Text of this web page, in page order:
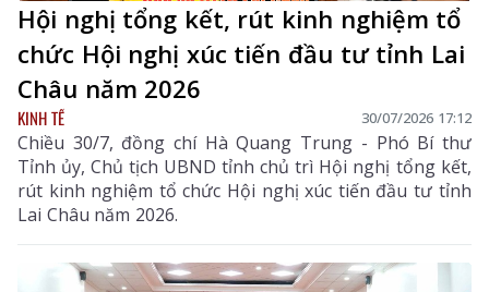
Hội nghị tổng kết, rút kinh nghiệm tổ
chức Hội nghị xúc tiến đầu tư tỉnh Lai
Châu năm 2026
KINH TẾ 30/07/2026 17:12
Chiều 30/7, đồng chí Hà Quang Trung - Phó Bí thư
Tỉnh ủy, Chủ tịch UBND tỉnh chủ trì Hội nghị tổng kết,
rút kinh nghiệm tổ chức Hội nghị xúc tiến đầu tư tỉnh
Lai Châu năm 2026.